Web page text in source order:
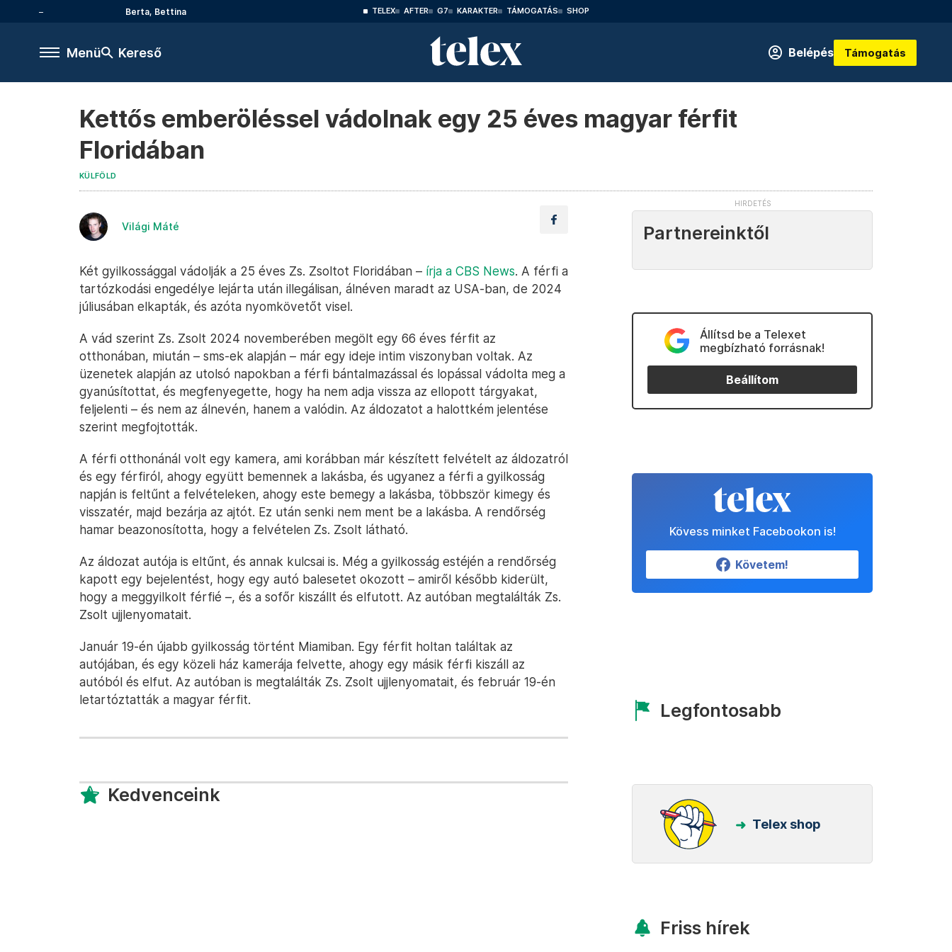
Berta, Bettina TELEX AFTER G7 KARAKTER TÁMOGATÁS SHOP
Menü Kereső Belépés Támogatás
Kettős emberöléssel vádolnak egy 25 éves magyar férfit
Floridában
KÜLFÖLD
Világi Máté
Két gyilkossággal vádolják a 25 éves Zs. Zsoltot Floridában – írja a CBS News. A férfi a
tartózkodási engedélye lejárta után illegálisan, álnéven maradt az USA-ban, de 2024
júliusában elkapták, és azóta nyomkövetőt visel.
A vád szerint Zs. Zsolt 2024 novemberében megölt egy 66 éves férfit az
otthonában, miután – sms-ek alapján – már egy ideje intim viszonyban voltak. Az
üzenetek alapján az utolsó napokban a férfi bántalmazással és lopással vádolta meg a
gyanúsítottat, és megfenyegette, hogy ha nem adja vissza az ellopott tárgyakat,
feljelenti – és nem az álnevén, hanem a valódin. Az áldozatot a halottkém jelentése
szerint megfojtották.
A férfi otthonánál volt egy kamera, ami korábban már készített felvételt az áldozatról
és egy férfiról, ahogy együtt bemennek a lakásba, és ugyanez a férfi a gyilkosság
napján is feltűnt a felvételeken, ahogy este bemegy a lakásba, többször kimegy és
visszatér, majd bezárja az ajtót. Ez után senki nem ment be a lakásba. A rendőrség
hamar beazonosította, hogy a felvételen Zs. Zsolt látható.
Az áldozat autója is eltűnt, és annak kulcsai is. Még a gyilkosság estéjén a rendőrség
kapott egy bejelentést, hogy egy autó balesetet okozott – amiről később kiderült,
hogy a meggyilkolt férfié –, és a sofőr kiszállt és elfutott. Az autóban megtalálták Zs.
Zsolt ujjlenyomatait.
Január 19-én újabb gyilkosság történt Miamiban. Egy férfit holtan találtak az
autójában, és egy közeli ház kamerája felvette, ahogy egy másik férfi kiszáll az
autóból és elfut. Az autóban is megtalálták Zs. Zsolt ujjlenyomatait, és február 19-én
letartóztatták a magyar férfit.
Kedvenceink
Partnereinktől
Állítsd be a Telexet
megbízható forrásnak!
Beállítom
Kövess minket Facebookon is!
Követem!
Legfontosabb
Telex shop
Friss hírek